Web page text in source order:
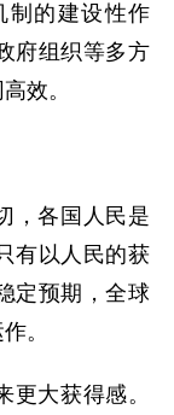
制的建设性作
府组织等多方
效。
，各国人民是
有以人民的获
定预期，全球
。
大获得感。